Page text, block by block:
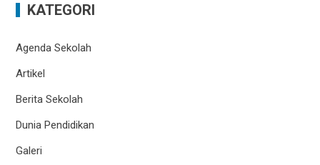
KATEGORI
Agenda Sekolah
Artikel
Berita Sekolah
Dunia Pendidikan
Galeri